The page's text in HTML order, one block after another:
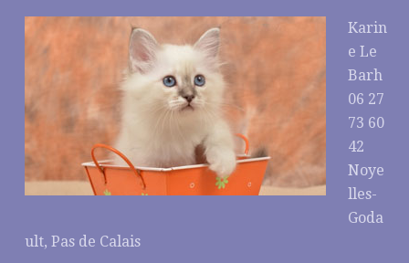
Karin
e Le
Barh
06 27
73 60
42
Noye
lles-
Goda
ult, Pas de Calais